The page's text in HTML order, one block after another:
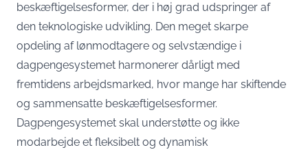
beskæftigelsesformer, der i høj grad udspringer af
den teknologiske udvikling. Den meget skarpe
opdeling af lønmodtagere og selvstændige i
dagpengesystemet harmonerer dårligt med
fremtidens arbejdsmarked, hvor mange har skiftende
og sammensatte beskæftigelsesformer.
Dagpengesystemet skal understøtte og ikke
modarbejde et fleksibelt og dynamisk